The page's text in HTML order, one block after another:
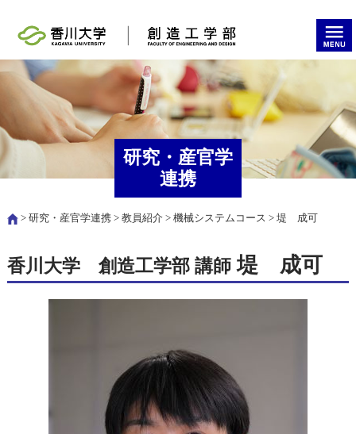
研究・産官学
連携
> 研究・産官学連携> 教員紹介> 機械システムコース > 堤 成可
香川大学 創造工学部 講師堤 成可